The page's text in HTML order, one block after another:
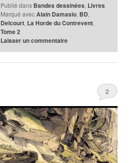
Publié dans Bandes dessinées, Livres
Marqué avec Alain Damasio, BD,
Delcourt, La Horde du Contrevent,
Tome 2
Laisser un commentaire
2